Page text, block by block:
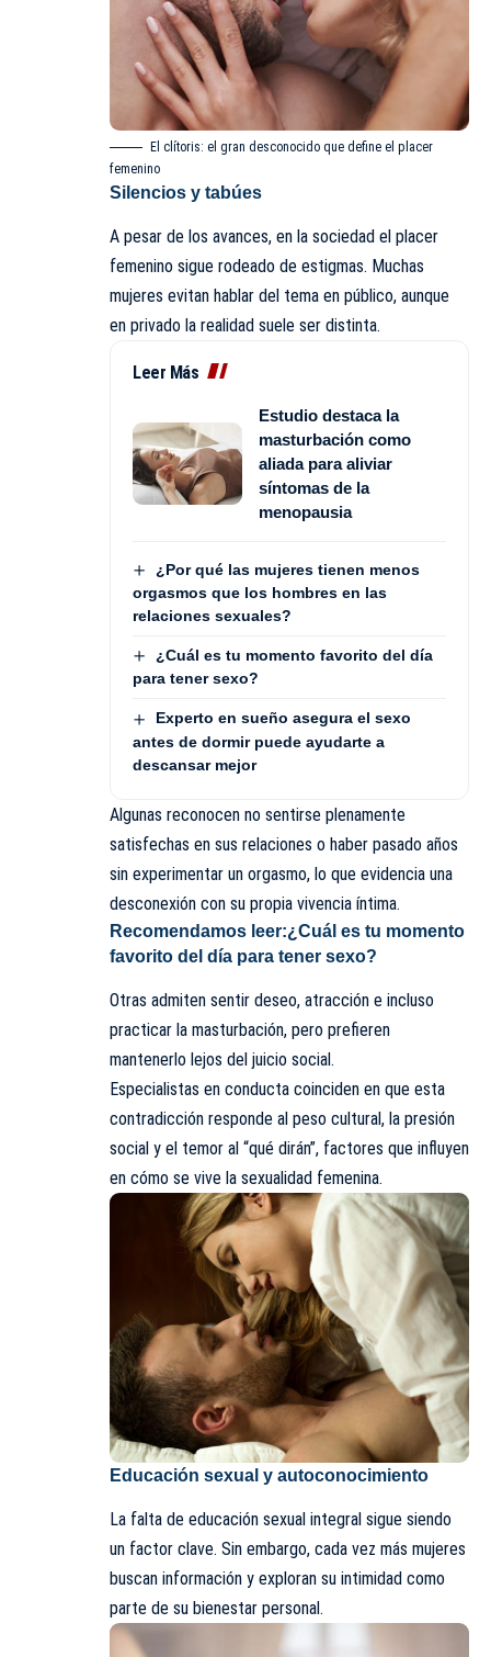
El clítoris: el gran desconocido que define el placer
femenino
Silencios y tabúes
A pesar de los avances, en la sociedad el placer
femenino sigue rodeado de estigmas. Muchas
mujeres evitan hablar del tema en público, aunque
en privado la realidad suele ser distinta.
Leer Más
Estudio destaca la
masturbación como
aliada para aliviar
síntomas de la
menopausia
¿Por qué las mujeres tienen menos
orgasmos que los hombres en las
relaciones sexuales?
¿Cuál es tu momento favorito del día
para tener sexo?
Experto en sueño asegura el sexo
antes de dormir puede ayudarte a
descansar mejor
Algunas reconocen no sentirse plenamente
satisfechas en sus relaciones o haber pasado años
sin experimentar un orgasmo, lo que evidencia una
desconexión con su propia vivencia íntima.
Recomendamos leer:¿Cuál es tu momento
favorito del día para tener sexo?
Otras admiten sentir deseo, atracción e incluso
practicar la masturbación, pero prefieren
mantenerlo lejos del juicio social.
Especialistas en conducta coinciden en que esta
contradicción responde al peso cultural, la presión
social y el temor al “qué dirán”, factores que influyen
en cómo se vive la sexualidad femenina.
Educación sexual y autoconocimiento
La falta de educación sexual integral sigue siendo
un factor clave. Sin embargo, cada vez más mujeres
buscan información y exploran su intimidad como
parte de su bienestar personal.